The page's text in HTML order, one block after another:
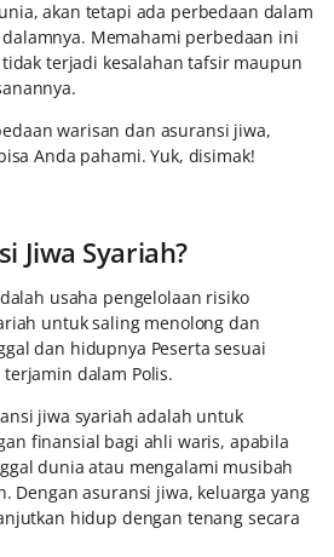
akan tetapi ada perbedaan dalam
Memahami perbedaan ini
terjadi kesalahan tafsir maupun
warisan dan asuransi jiwa,
Anda pahami. Yuk, disimak!
Jiwa Syariah?
usaha pengelolaan risiko
untuk saling menolong dan
dan hidupnya Peserta sesuai
dalam Polis.
jiwa syariah adalah untuk
finansial bagi ahli waris, apabila
dunia atau mengalami musibah
Dengan asuransi jiwa, keluarga yang
hidup dengan tenang secara